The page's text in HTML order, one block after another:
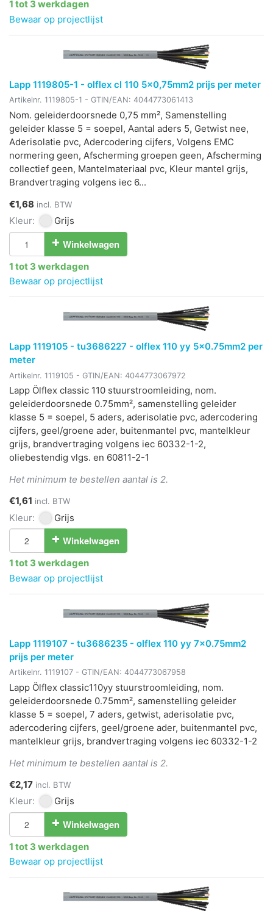
1 tot 3 werkdagen
Bewaar op projectlijst
Lapp 1119805-1 - olflex cl 110 5x0,75mm2 prijs per meter
Artikelnr. 1119805-1 - GTIN/EAN: 4044773061413
Nom. geleiderdoorsnede 0,75 mm², Samenstelling
geleider klasse 5 = soepel, Aantal aders 5, Getwist nee,
Aderisolatie pvc, Adercodering cijfers, Volgens EMC
normering geen, Afscherming groepen geen, Afscherming
collectief geen, Mantelmateriaal pvc, Kleur mantel grijs,
Brandvertraging volgens iec 6...
€1,68 incl. BTW
Kleur: Grijs
Winkelwagen
1 tot 3 werkdagen
Bewaar op projectlijst
Lapp 1119105 - tu3686227 - olflex 110 yy 5x0.75mm2 per
meter
Artikelnr. 1119105 - GTIN/EAN: 4044773067972
Lapp Ölflex classic 110 stuurstroomleiding, nom.
geleiderdoorsnede 0.75mm², samenstelling geleider
klasse 5 = soepel, 5 aders, aderisolatie pvc, adercodering
cijfers, geel/groene ader, buitenmantel pvc, mantelkleur
grijs, brandvertraging volgens iec 60332-1-2,
oliebestendig vlgs. en 60811-2-1
Het minimum te bestellen aantal is 2.
€1,61 incl. BTW
Kleur: Grijs
Winkelwagen
1 tot 3 werkdagen
Bewaar op projectlijst
Lapp 1119107 - tu3686235 - olflex 110 yy 7x0.75mm2
prijs per meter
Artikelnr. 1119107 - GTIN/EAN: 4044773067958
Lapp Ölflex classic110yy stuurstroomleiding, nom.
geleiderdoorsnede 0.75mm², samenstelling geleider
klasse 5 = soepel, 7 aders, getwist, aderisolatie pvc,
adercodering cijfers, geel/groene ader, buitenmantel pvc,
mantelkleur grijs, brandvertraging volgens iec 60332-1-2
Het minimum te bestellen aantal is 2.
€2,17 incl. BTW
Kleur: Grijs
Winkelwagen
1 tot 3 werkdagen
Bewaar op projectlijst